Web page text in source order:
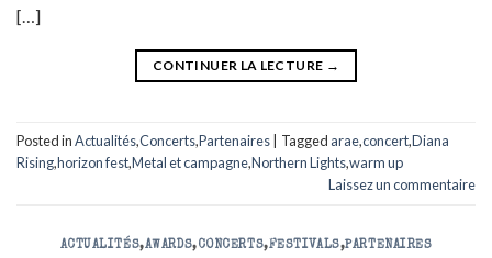
[…]
CONTINUER LA LECTURE →
Posted inActualités,Concerts,Partenaires Tagged arae,concert,Diana
Rising,horizon fest,Metal et campagne,Northern Lights,warm up
Laissez un commentaire
ACTUALITÉS,AWARDS,CONCERTS,FESTIVALS,PARTENAIRES